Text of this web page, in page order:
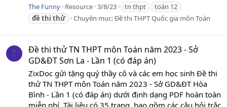
The Funny Resource 3/8/23 tn thpt
toán 12
đề thi thử Chuyên mục:Đề thi THPT Quốc gia môn Toán
T
Đề thi thử TN THPT môn Toán năm 2023 - Sở
GD&ĐT Sơn La - Lần 1 (có đáp án)
ZixDoc gửi tặng quý thầy cô và các em học sinh Đề thi
thử TN THPT môn Toán năm 2023 - Sở GD&ĐT Hòa
Bình - Lần 1 (có đáp án) dưới định dạng PDF hoàn toàn
miễn phí. Tài liệu có 35 trang, bao gồm các câu hỏi trắc